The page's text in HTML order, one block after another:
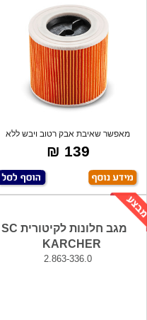
מאפשר שאיבת אבק רטוב ויבש ללא
הפרעות עקב
139 ₪
מגב חלונות לקיטורית SC
KARCHER
2.863-336.0